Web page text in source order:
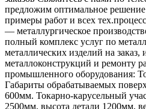
предложим оптимальное
примеры работ и всех
— металлургическое
полный комплекс услуг по
металлических изделий на заказ,
металлоконструкций и ремонту
промышленного оборудования:
Габариты обрабатываемых
600мм. Токарно-карусельный
2500мм, высота детали 1200мм,